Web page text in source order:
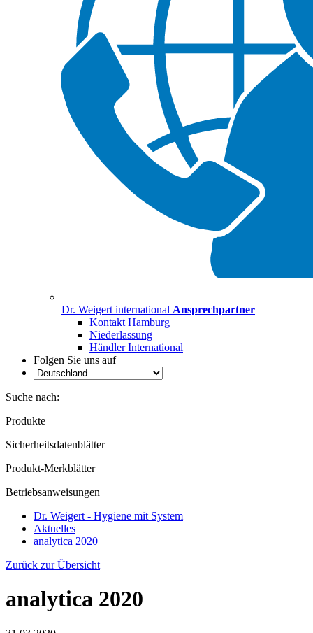
Dr. Weigert international Ansprechpartner
Kontakt Hamburg
Niederlassung
Händler International
Folgen Sie uns auf
Suche nach:
Produkte
Sicherheitsdatenblätter
Produkt-Merkblätter
Betriebsanweisungen
Dr. Weigert - Hygiene mit System
Aktuelles
analytica 2020
Zurück zur Übersicht
analytica 2020